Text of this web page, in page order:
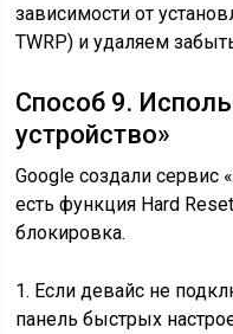
зависимости от
TWRP) и удаляем
Способ 9.
устройство»
Google создали сервис
есть функция Hard
блокировка.
1. Если девайс не
панель быстрых